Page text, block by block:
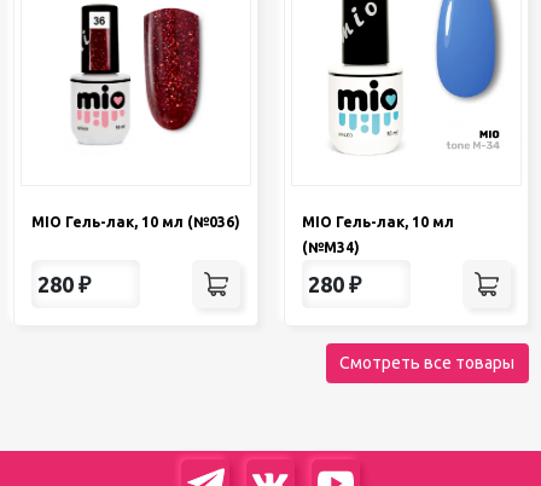
MIO Гель-лак, 10 мл (№036)
280 ₽
MIO Гель-лак, 10 мл
(№М34)
280 ₽
Смотреть все товары